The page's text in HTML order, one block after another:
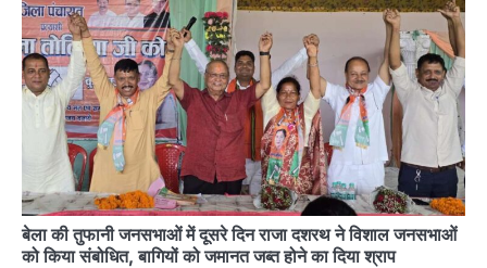
बेला की तुफानी जनसभाओं में दूसरे दिन राजा दशरथ ने विशाल जनसभाओं
को किया संबोधित, बागियों को जमानत जब्त होने का दिया श्राप